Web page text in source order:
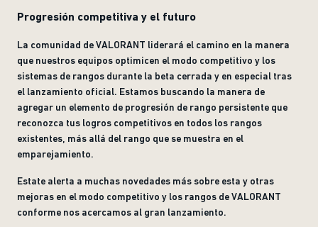
Progresión competitiva y el futuro
La comunidad de VALORANT liderará el camino en la manera
que nuestros equipos optimicen el modo competitivo y los
sistemas de rangos durante la beta cerrada y en especial tras
el lanzamiento oficial. Estamos buscando la manera de
agregar un elemento de progresión de rango persistente que
reconozca tus logros competitivos en todos los rangos
existentes, más allá del rango que se muestra en el
emparejamiento.
Estate alerta a muchas novedades más sobre esta y otras
mejoras en el modo competitivo y los rangos de VALORANT
conforme nos acercamos al gran lanzamiento.